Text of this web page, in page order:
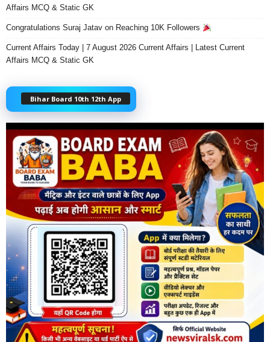
Affairs MCQ & Static GK
Congratulations Suraj Jatav on Reaching 10K Followers
Current Affairs Today | 7 August 2026 Current Affairs | Latest Current
Affairs MCQ & Static GK
Bihar Board 10th 12th App